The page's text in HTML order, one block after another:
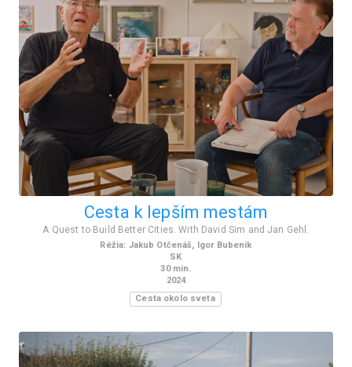
Cesta k lepším mestám
A Quest to Build Better Cities. With David Sim and Jan Gehl.
Réžia: Jakub Otčenáš, Igor Bubeník
SK
30 min.
2024
Cesta okolo sveta